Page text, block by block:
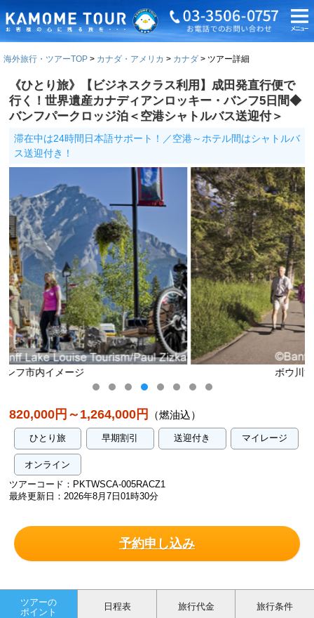
海外旅行・ツアーTOP カナダ・アメリカ カナダ ツアー詳細
《ひとり旅》【ビジネスクラス利用】成田発直行便で
行く！世界遺産カナディアンロッキー・バンフ5日間◆
バンフパークロッジ泊＜空港シャトルバス送迎付＞
滞在中は24時間日本語サポート！／空港～ホテル間はシャトルバ
ス送迎付き！
820,000円～1,264,000円 （燃油込）
ひとり旅 早期割引 送迎付き マイレージ
オンライン
ツアーコード：PKTWSCA-005RACZ1
最終更新日：2026年8月7日01時30分
予約申し込み
ツアーの
ポイント
日程表 旅行代金 旅行条件